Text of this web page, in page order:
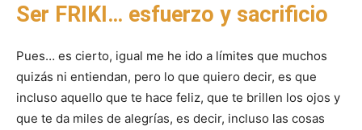
Ser FRIKI… esfuerzo y sacrificio
Pues… es cierto, igual me he ido a límites que muchos
quizás ni entiendan, pero lo que quiero decir, es que
incluso aquello que te hace feliz, que te brillen los ojos y
que te da miles de alegrías, es decir, incluso las cosas